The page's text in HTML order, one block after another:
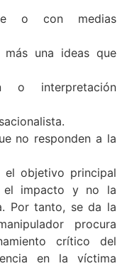
o con medias
más una ideas que
o interpretación
no responden a la
el objetivo principal
el impacto y no la
Por tanto, se da la
procura
crítico del
en la víctima